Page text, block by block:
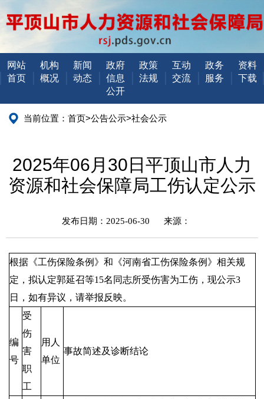
网站
首页
机构
概况
新闻
动态
政府
信息
公开
政策
法规
互动
交流
政务
服务
资料
下载
当前位置： 首页>公告公示>社会公示
2025年06月30日平顶山市人力
资源和社会保障局工伤认定公示
发布日期：2025-06-30 来源：
根据《工伤保险条例》和《河南省工伤保险条例》相关规
定，拟认定郭延召等15名同志所受伤害为工伤，现公示3
日，如有异议，请举报反映。
编
号
受
伤
害
职
工
用人
单位
事故简述及诊断结论